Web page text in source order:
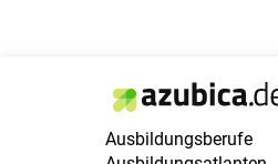
Ausbildungsberufe